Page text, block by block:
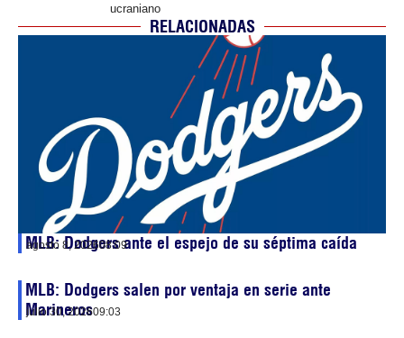
ucraniano
RELACIONADAS
MLB: Dodgers ante el espejo de su séptima caída
agosto 8, 202608:09
MLB: Dodgers salen por ventaja en serie ante
Marineros
julio 30, 202609:03